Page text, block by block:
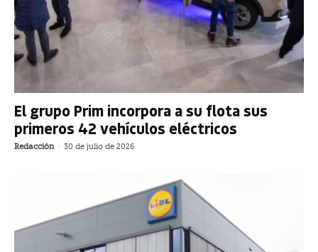
El grupo Prim incorpora a su flota sus
primeros 42 vehículos eléctricos
Redacción - 30 de julio de 2026